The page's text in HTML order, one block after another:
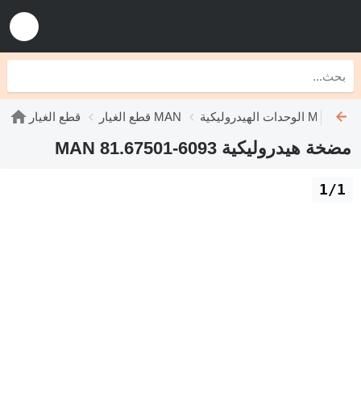
قطع الغيار قطع الغيار MAN الوحدات الهيدروليكية MAN
مضخة هيدروليكية MAN 81.67501-6093
1/1